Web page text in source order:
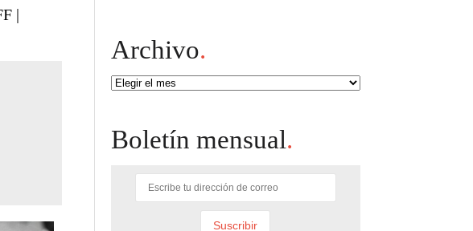
|
Archivo.
Archivo
Boletín mensual.